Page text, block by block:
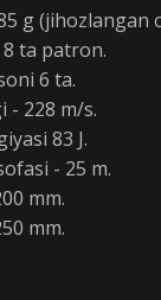
g (jihozlangan
8 ta patron.
6 ta.
- 228 m/s.
83 J.
- 25 m.
mm.
mm.